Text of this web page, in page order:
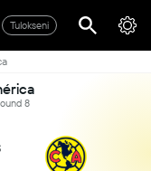
Tulokseni
8